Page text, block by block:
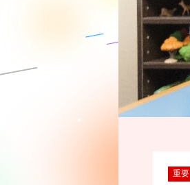
重要